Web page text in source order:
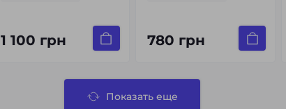
1 100 грн 780 грн
Показать еще